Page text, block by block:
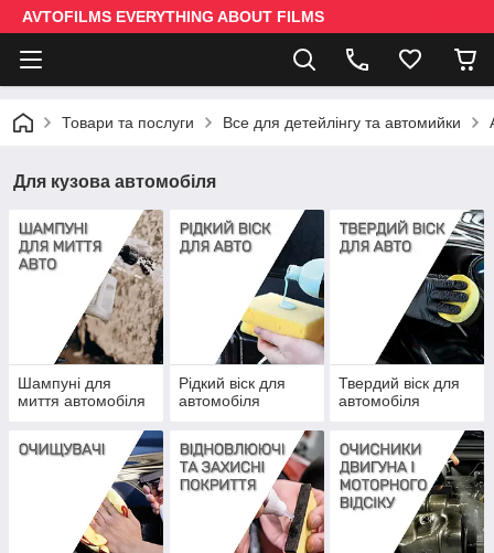
AVTOFILMS EVERYTHING ABOUT FILMS
Товари та послуги Все для детейлінгу та автомийки
Для кузова автомобіля
Шампуні для
миття автомобіля
Рідкий віск для
автомобіля
Твердий віск для
автомобіля